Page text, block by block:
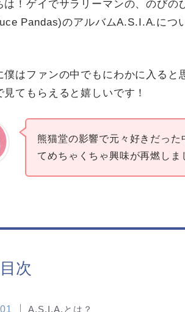
は！ゲイでサラリーマンの、のび
Pandas)のアルバムA.S.I.A.につ
僕はファンの中でもにわかに入る
見てもらえると嬉しいです！
熊猫堂の影響で元々好きだっ
てめちゃくちゃ興味が再燃しま
目次
A.S.I.A.とは？